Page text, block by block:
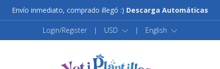
Envío inmediato, comprado illegó :) Descarga Automáticas
Login/Register | USD | English